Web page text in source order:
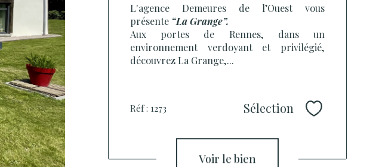
L'agence Demeures de l’Ouest vous
présente “La Grange”.
Aux portes de Rennes, dans un
environnement verdoyant et privilégié,
découvrez La Grange,...
Réf : 1273 Sélection Sélectionner
voir le bien